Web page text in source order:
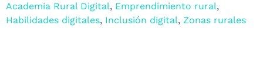
Academia Rural Digital, Emprendimiento rural,
Habilidades digitales, Inclusión digital, Zonas rurales